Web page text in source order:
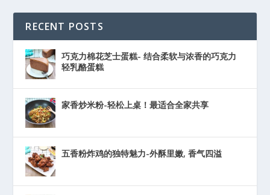
RECENT POSTS
巧克力棉花芝士蛋糕- 结合柔软与浓香的巧克力
轻乳酪蛋糕
家香炒米粉-轻松上桌！最适合全家共享
五香粉炸鸡的独特魅力-外酥里嫩, 香气四溢